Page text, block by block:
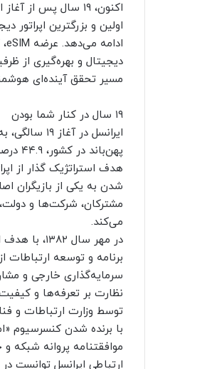
اکنون، ۱۹ سال پس
دیجیتال و بهره‌گیری از
مسیر تحقق آینده‌ای
۱۹ سال در کنار شما بودن
شدن به یکی از بازیگران
مشترکان، شرکت‌ها و دولت،
می‌کند.
برنامه و توسعه
سرمایه‌گذاری خارجی و
نظارت بر تعرفه‌ها و
توسط وزارت ارتباطات و
با برنده شدن کنسرسیوم
موافقتنامه پروانه